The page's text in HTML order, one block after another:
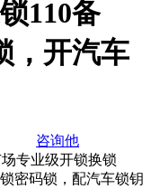
110备
，开汽车
咨询他
专业级开锁换锁
密码锁，配汽车锁钥